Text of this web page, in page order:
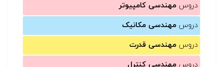
دروس مهندسی کامپیوتر
دروس مهندسی مکانیک
دروس مهندسی قدرت
دروس مهندسی کنترل